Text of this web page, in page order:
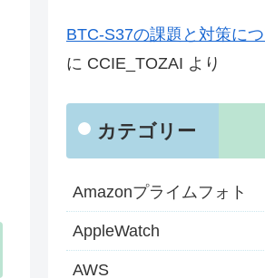
BTC-S37の課題と対策につ
に CCIE_TOZAI より
カテゴリー
Amazonプライムフォト
AppleWatch
AWS